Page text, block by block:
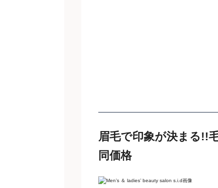
眉毛で印象が決まる!!
同価格